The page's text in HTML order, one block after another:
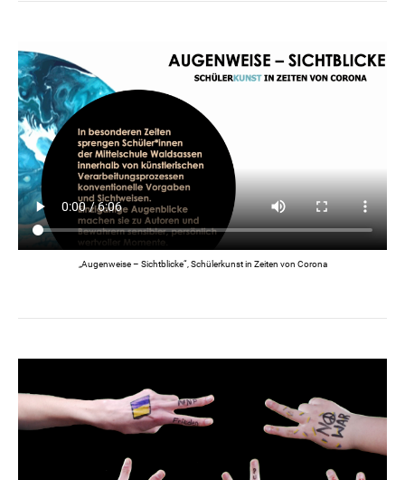
„Augenweise – Sichtblicke“, Schülerkunst in Zeiten von Corona